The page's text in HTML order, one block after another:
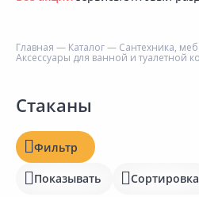
Войти
Главная — Каталог— Сантехника,
Аксессуары для ванной и туалетной
Стаканы
Цена, ₽
Наличие на складах
Статус
Фильтр
Показывать Сортировка